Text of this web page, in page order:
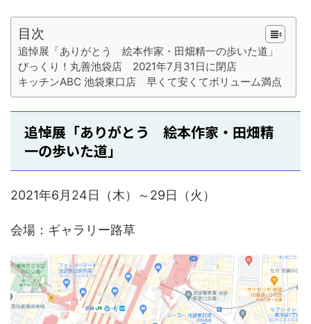
目次
追悼展「ありがとう 絵本作家・田畑精一の歩いた道」
びっくり！丸善池袋店 2021年7月31日に閉店
キッチンABC 池袋東口店 早くて安くてボリューム満点
追悼展「ありがとう 絵本作家・田畑精
一の歩いた道」
2021年6月24日（木）～29日（火）
会場：ギャラリー路草